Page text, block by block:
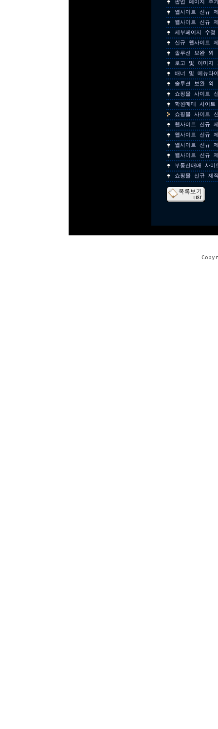
팝업 페이지 추
웹사이트 신규
웹사이트 신규
세부페이지 수정
신규 웹사이트
솔루션 보완 외
로고 및 이미지
배너 및 메뉴타
솔루션 보완 외
쇼핑몰 사이트
학원매매 사이
쇼핑몰 사이트
웹사이트 신규
웹사이트 신규
웹사이트 신규
웹사이트 신규
부동산매매 사
쇼핑몰 신규 제